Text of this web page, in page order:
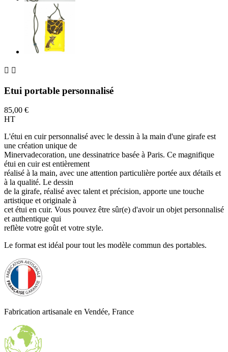
 
Etui portable personnalisé
85,00 €
HT
L'étui en cuir personnalisé avec le dessin à la main d'une girafe est
une création unique de
Minervadecoration, une dessinatrice basée à Paris. Ce magnifique
étui en cuir est entièrement
réalisé à la main, avec une attention particulière portée aux détails et
à la qualité. Le dessin
de la girafe, réalisé avec talent et précision, apporte une touche
artistique et originale à
cet étui en cuir. Vous pouvez être sûr(e) d'avoir un objet personnalisé
et authentique qui
reflète votre goût et votre style.
Le format est idéal pour tout les modèle commun des portables.
Fabrication artisanale en Vendée, France